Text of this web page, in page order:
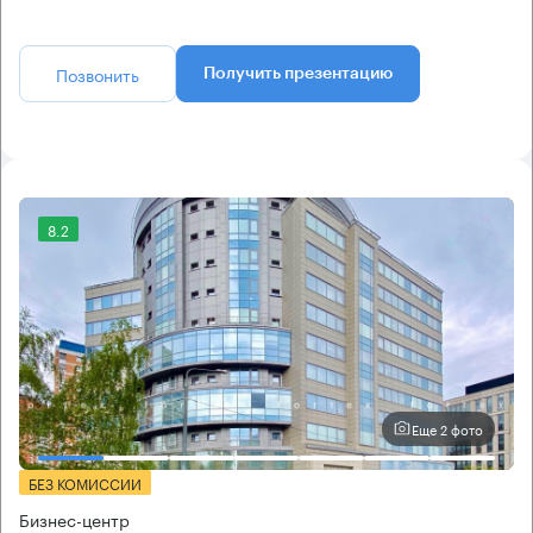
Позвонить Получить презентацию
8.2
Еще 2 фото
БЕЗ КОМИССИИ
Бизнес-центр